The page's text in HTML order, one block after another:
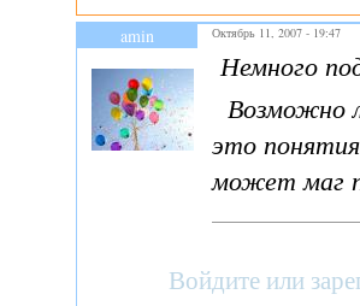
amin Октябрь 11, 2007 - 19:47
Немного
Возможно
это
может маг
Войдите или